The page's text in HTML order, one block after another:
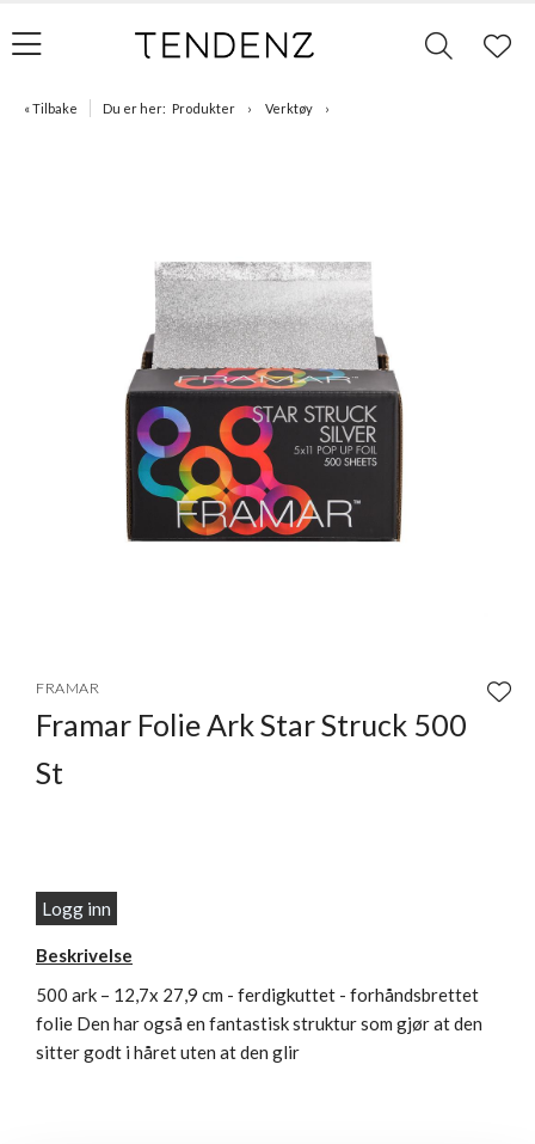
« Tilbake Du er her: Produkter Verktøy
of
1
FRAMAR
Framar Folie Ark Star Struck 500
St
Logg inn
Beskrivelse
500 ark – 12,7x 27,9 cm - ferdigkuttet - forhåndsbrettet
folie Den har også en fantastisk struktur som gjør at den
sitter godt i håret uten at den glir